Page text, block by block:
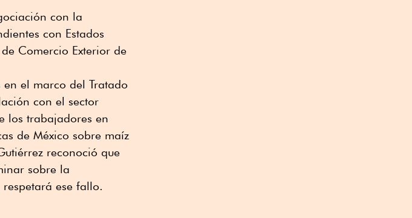
con la
con Estados
Comercio Exterior de
el marco del Tratado
con el sector
los trabajadores en
de México sobre maíz
reconoció que
sobre la
ese fallo.